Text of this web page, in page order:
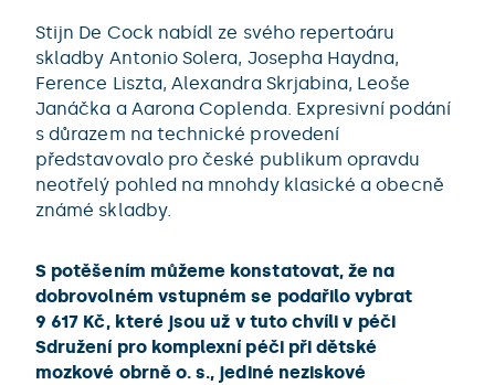
Stijn De Cock nabídl ze svého repertoáru
skladby Antonio Solera, Josepha Haydna,
Ference Liszta, Alexandra Skrjabina, Leoše
Janáčka a Aarona Coplenda. Expresivní podání
s důrazem na technické provedení
představovalo pro české publikum opravdu
neotřelý pohled na mnohdy klasické a obecně
známé skladby.
S potěšením můžeme konstatovat, že na
dobrovolném vstupném se podařilo vybrat
9 617 Kč, které jsou už v tuto chvíli v péči
Sdružení pro komplexní péči při dětské
mozkové obrně o. s., jediné neziskové